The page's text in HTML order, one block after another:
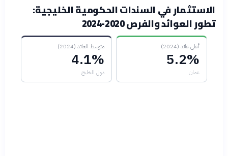
الاستثمار في السندات الحكومية الخليجية:
تطور العوائد والفرص 2020-2024
أعلى عائد (2024)
5.2%
عمان
متوسط العائد (2024)
4.1%
دول الخليج